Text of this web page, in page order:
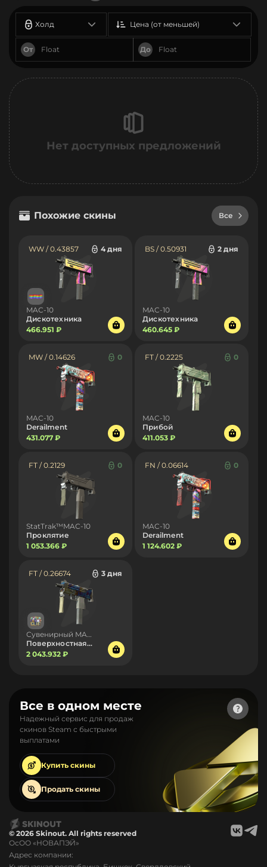
Холд
От До
Цена (от меньшей)
Нет доступных предложений
Похожие скины Все
WW / 0.43857 4 дня
MAC-10
Дискотехника
466.951 ₽
BS / 0.50931 2 дня
MAC-10
Дискотехника
460.645 ₽
MW / 0.14626 0
MAC-10
Derailment
431.077 ₽
FT / 0.2225 0
MAC-10
Прибой
411.053 ₽
FT / 0.2129 0
StatTrak™MAC-10
Проклятие
1 053.366 ₽
FN / 0.06614 0
MAC-10
Derailment
1 124.602 ₽
FT / 0.26674 3 дня
Поверхностная закалка
2 043.932 ₽
Все в одном месте
Надежный сервис для продаж
скинов Steam с быстрыми
выплатами
Купить скины
Продать скины
© 2026 Skinout. All rights reserved
ОсОО «НОВАПЭЙ»
Адрес компании: